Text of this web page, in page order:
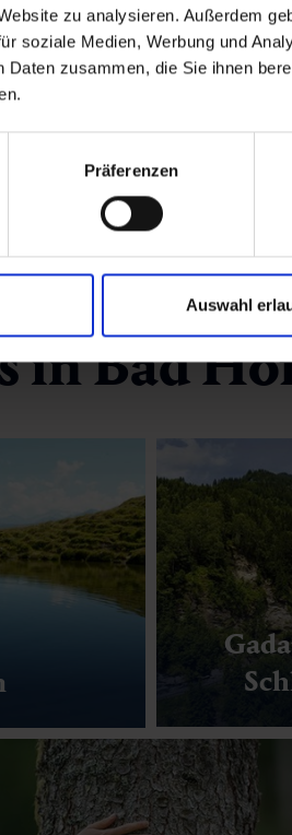
zu analysieren. Außerdem
soziale Medien, Werbung und
Daten zusammen, die Sie ihnen
Präferenzen
Auswahl
in Bad